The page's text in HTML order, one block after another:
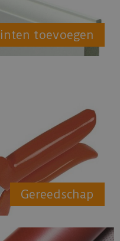
toevoegen
Gereedschap